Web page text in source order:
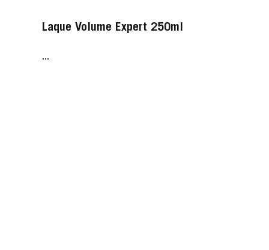
Laque Volume Expert 250ml
...